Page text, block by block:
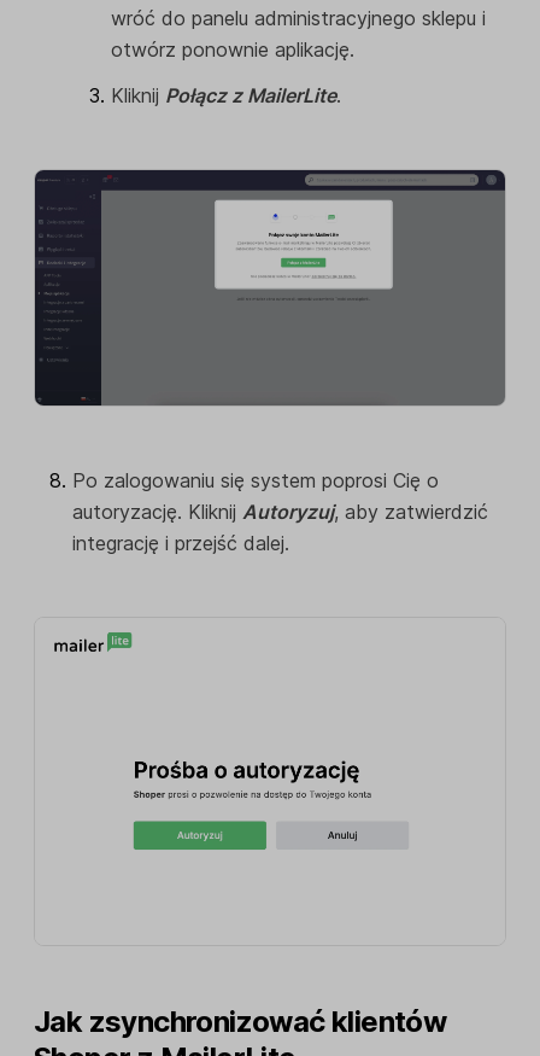
wróć do panelu administracyjnego sklepu i
otwórz ponownie aplikację.
Kliknij Połącz z MailerLite.
Po zalogowaniu się system poprosi Cię o
autoryzację. Kliknij Autoryzuj, aby zatwierdzić
integrację i przejść dalej.
Jak zsynchronizować klientów